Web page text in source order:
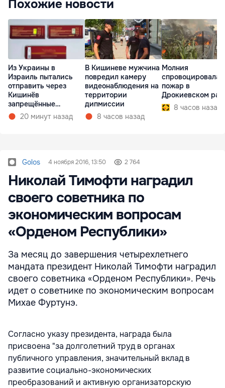
Похожие новости
Из Украины в
Израиль пытались
отправить через
Кишинёв
запрещённые
препараты
20 минут назад
В Кишиневе мужчина
повредил камеру
видеонаблюдения на
территории
дипмиссии
8 часов назад
Молния
спровоцировала
пожар в
Дрокиевском
8 часов назад
Golos 4 ноября 2016, 13:50 2 764
Николай Тимофти наградил
своего советника по
экономическим вопросам
«Орденом Республики»
За месяц до завершения четырехлетнего
мандата президент Николай Тимофти наградил
своего советника «Орденом Республики». Речь
идет о советнике по экономическим вопросам
Михае Фуртунэ.
Согласно указу президента, награда была
присвоена "за долголетний труд в органах
публичного управления, значительный вклад в
развитие социально-экономических
преобразований и активную организаторскую